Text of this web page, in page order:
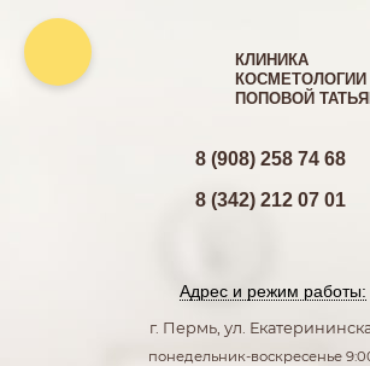
КЛИНИКА
КОСМЕТОЛОГИИ
ПОПОВОЙ
8 (908) 258 74 68
8 (342) 212 07 01
Адрес и режим работы:
г. Пермь, ул.
понедельник-воскресенье